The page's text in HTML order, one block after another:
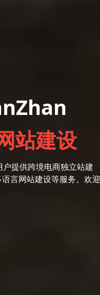
站建设
提供跨境电商独立站建
言网站建设等服务。欢迎